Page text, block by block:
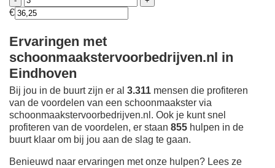
€
Ervaringen met
schoonmaakstervoorbedrijven.nl in
Eindhoven
Bij jou in de buurt zijn er al 3.311 mensen die profiteren
van de voordelen van een schoonmaakster via
schoonmaakstervoorbedrijven.nl. Ook je kunt snel
profiteren van de voordelen, er staan 855 hulpen in de
buurt klaar om bij jou aan de slag te gaan.
Benieuwd naar ervaringen met onze hulpen? Lees ze